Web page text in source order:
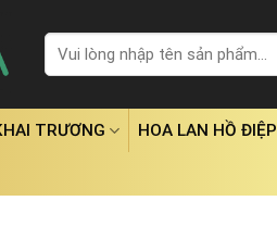
Tìm
kiếm:
TRƯƠNG HOA LAN HỒ ĐIỆP